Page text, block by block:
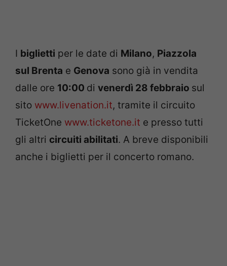
I biglietti per le date di Milano, Piazzola
sul Brenta e Genova sono già in vendita
dalle ore 10:00 di venerdì 28 febbraio sul
sito www.livenation.it, tramite il circuito
TicketOne www.ticketone.it e presso tutti
gli altri circuiti abilitati. A breve disponibili
anche i biglietti per il concerto romano.